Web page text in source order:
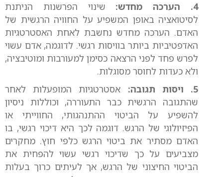
4. הערכה מחדש:
שינוי הפרשנות הניתנת
לסיטואציה באופן המשפיע על החוויה הרגשית של
האדם. הערכה מחדש נחשבת לאחת האסטרטגיות
האדפטיביות ביותר בוויסות רגשי. לדוגמה, אדם עשוי
לפרש פחד לפני הרצאה כסימן למעורבות ומוטיבציה,
ולא כעדות לחוסר מסוגלות.
5. ויסות תגובה:
אסטרטגיות המופעלות לאחר
שהתגובה הרגשית כבר התעוררה, וכוללות ניסיון
להשפיע על הביטוי ההתנהגותי, החווייתי או
הפיזיולוגי של הרגש. דוגמה לכך היא דיכוי רגשי, בו
האדם מסתיר את ביטוי הרגש כלפי חוץ. מחקרים
מצביעים על כך שדיכוי רגשי עשוי להפחית את
הביטוי החיצוני של הרגש, אך לעיתים כרוך בעלות